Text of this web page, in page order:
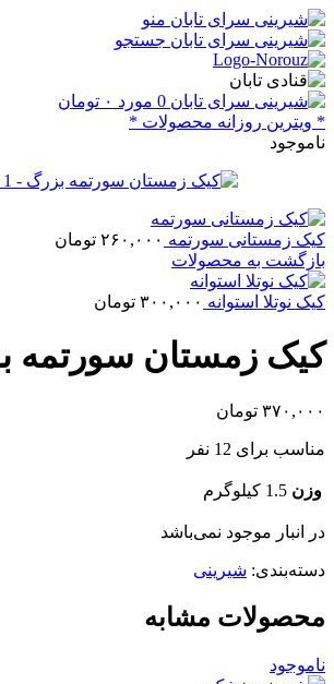
منو
جستجو
0 مورد ۰ تومان
* ویترین روزانه محصولات *
ناموجود
کیک زمستانی سورتمه ۲۶۰,۰۰۰ تومان
بازگشت به محصولات
کیک نوتلا استوانه ۳۰۰,۰۰۰ تومان
کیک زمستان سورتمه
۳۷۰,۰۰۰ تومان
مناسب برای 12 نفر
وزن 1.5 کیلوگرم
در انبار موجود نمی‌باشد
دسته‌بندی: شیرینی
محصولات مشابه
ناموجود